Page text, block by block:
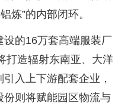
炼”的内部闭环。
的16万套高端服装厂
打造辐射东南亚、大洋
入上下游配套企业，
则将赋能园区物流与